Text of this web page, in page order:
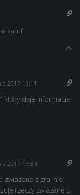
2017 13:11
który daje informacje
2017 17:54
zwiazane z gra, nie
rzeczy zwiazane z